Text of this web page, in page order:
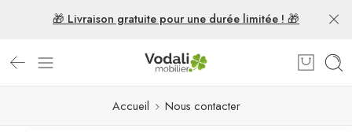
🎁 Livraison gratuite pour une durée limitée ! 🎁
Accueil Nous contacter